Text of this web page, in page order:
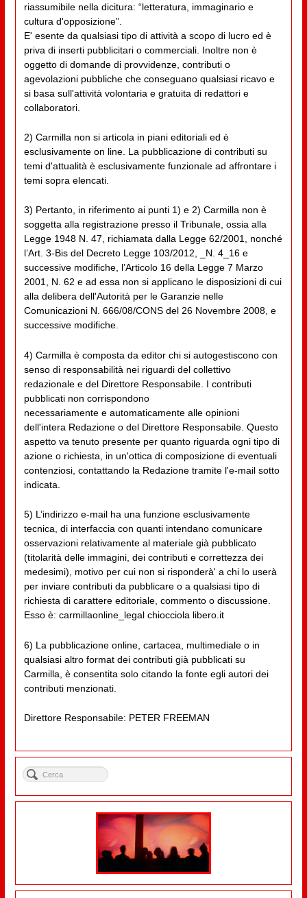
riassumibile nella dicitura: “letteratura, immaginario e
cultura d'opposizione”.
E' esente da qualsiasi tipo di attività a scopo di lucro ed è
priva di inserti pubblicitari o commerciali. Inoltre non è
oggetto di domande di provvidenze, contributi o
agevolazioni pubbliche che conseguano qualsiasi ricavo e
si basa sull'attività volontaria e gratuita di redattori e
collaboratori.
2) Carmilla non si articola in piani editoriali ed è
esclusivamente on line. La pubblicazione di contributi su
temi d'attualità è esclusivamente funzionale ad affrontare i
temi sopra elencati.
3) Pertanto, in riferimento ai punti 1) e 2) Carmilla non è
soggetta alla registrazione presso il Tribunale, ossia alla
Legge 1948 N. 47, richiamata dalla Legge 62/2001, nonché
l’Art. 3-Bis del Decreto Legge 103/2012, _N. 4_16 e
successive modifiche, l’Articolo 16 della Legge 7 Marzo
2001, N. 62 e ad essa non si applicano le disposizioni di cui
alla delibera dell'Autorità per le Garanzie nelle
Comunicazioni N. 666/08/CONS del 26 Novembre 2008, e
successive modifiche.
4) Carmilla è composta da editor chi si autogestiscono con
senso di responsabilità nei riguardi del collettivo
redazionale e del Direttore Responsabile. I contributi
pubblicati non corrispondono
necessariamente e automaticamente alle opinioni
dell'intera Redazione o del Direttore Responsabile. Questo
aspetto va tenuto presente per quanto riguarda ogni tipo di
azione o richiesta, in un'ottica di composizione di eventuali
contenziosi, contattando la Redazione tramite l'e-mail sotto
indicata.
5) L’indirizzo e-mail ha una funzione esclusivamente
tecnica, di interfaccia con quanti intendano comunicare
osservazioni relativamente al materiale già pubblicato
(titolarità delle immagini, dei contributi e correttezza dei
medesimi), motivo per cui non si risponderà' a chi lo userà
per inviare contributi da pubblicare o a qualsiasi tipo di
richiesta di carattere editoriale, commento o discussione.
Esso è: carmillaonline_legal chiocciola libero.it
6) La pubblicazione online, cartacea, multimediale o in
qualsiasi altro format dei contributi già pubblicati su
Carmilla, è consentita solo citando la fonte egli autori dei
contributi menzionati.
Direttore Responsabile: PETER FREEMAN